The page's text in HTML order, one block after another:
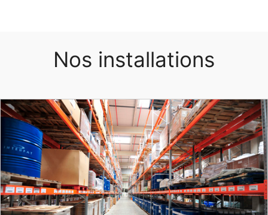
Nos installations